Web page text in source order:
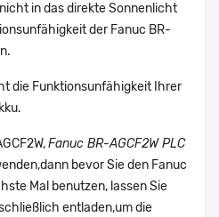
in das direkte Sonnenlicht
der Fanuc BR-
die Funktionsunfähigkeit Ihrer
Fanuc BR-AGCF2W PLC
bevor Sie den Fanuc
Mal benutzen, lassen Sie
entladen,um die